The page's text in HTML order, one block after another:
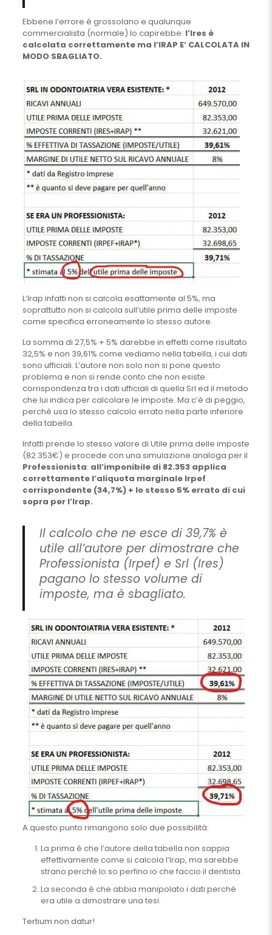
Ebbene l’errore è grossolano e qualunque
commercialista (normale) lo capirebbe: l’Ires è
calcolata correttamente ma l’IRAP E’ CALCOLATA IN
MODO SBAGLIATO.
L’Irap infatti non si calcola esattamente al 5%, ma
soprattutto non si calcola sull’utile prima delle imposte
come specifica erroneamente lo stesso autore.
La somma di 27,5% + 5% darebbe in effetti come risultato
32,5% e non 39,61% come vediamo nella tabella, i cui dati
sono ufficiali. L’autore non solo non si pone questo
problema e non si rende conto che non esiste
corrispondenza tra i dati ufficiali di quella Srl ed il metodo
che lui indica per calcolare le imposte. Ma c’è di peggio,
perchè usa lo stesso calcolo errato nella parte inferiore
della tabella.
Infatti prende lo stesso valore di Utile prima delle imposte
(82.353€) e procede con una simulazione analoga per il
Professionista: all’imponibile di 82.353 applica
correttamente l’aliquota marginale Irpef
corrispondente (34,7%) + lo stesso 5% errato di cui
sopra per l’Irap.
Il calcolo che ne esce di 39,7% è
utile all’autore per dimostrare che
Professionista (Irpef) e Srl (Ires)
pagano lo stesso volume di
imposte, ma è sbagliato.
A questo punto rimangono solo due possibilità:
La prima è che l’autore della tabella non sappia
effettivamente come si calcola l’Irap, ma sarebbe
strano perché lo so perfino io che faccio il dentista.
La seconda è che abbia manipolato i dati perché
era utile a dimostrare una tesi.
Tertium non datur!